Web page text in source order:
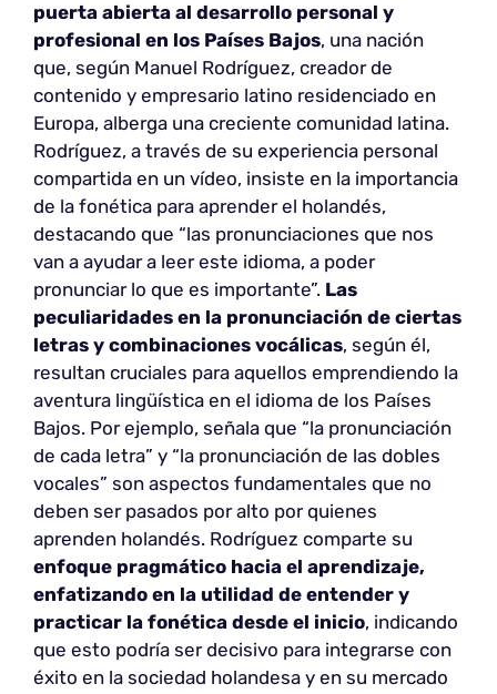
puerta abierta al desarrollo personal y
profesional en los Países Bajos, una nación
que, según Manuel Rodríguez, creador de
contenido y empresario latino residenciado en
Europa, alberga una creciente comunidad latina.
Rodríguez, a través de su experiencia personal
compartida en un vídeo, insiste en la importancia
de la fonética para aprender el holandés,
destacando que “las pronunciaciones que nos
van a ayudar a leer este idioma, a poder
pronunciar lo que es importante”. Las
peculiaridades en la pronunciación de ciertas
letras y combinaciones vocálicas, según él,
resultan cruciales para aquellos emprendiendo la
aventura lingüística en el idioma de los Países
Bajos. Por ejemplo, señala que “la pronunciación
de cada letra” y “la pronunciación de las dobles
vocales” son aspectos fundamentales que no
deben ser pasados por alto por quienes
aprenden holandés. Rodríguez comparte su
enfoque pragmático hacia el aprendizaje,
enfatizando en la utilidad de entender y
practicar la fonética desde el inicio, indicando
que esto podría ser decisivo para integrarse con
éxito en la sociedad holandesa y en su mercado